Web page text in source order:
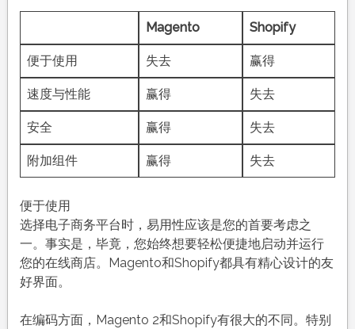
Magento Shopify
便于使用 失去 赢得
速度与性能 赢得 失去
安全 赢得 失去
附加组件 赢得 失去
便于使用
选择电子商务平台时，易用性应该是您的首要考虑之
一。事实是，毕竟，您始终想要轻松便捷地启动并运行
您的在线商店。Magento和Shopify都具有精心设计的友
好界面。
在编码方面，Magento 2和Shopify有很大的不同。特别